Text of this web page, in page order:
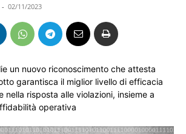
- 02/11/2023
un nuovo riconoscimento che attesta
garantisca il miglior livello di efficacia
nella risposta alle violazioni, insieme a
operativa